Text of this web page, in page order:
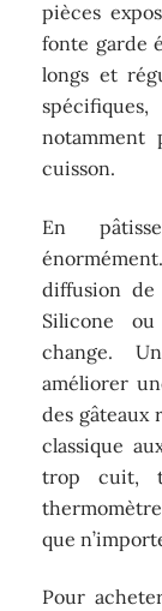
pièces
fonte garde
longs et
notamment
cuisson.
En
diffusion de
Silicone
change.
améliorer
des gâteaux
classique
trop cuit,
que
Pour